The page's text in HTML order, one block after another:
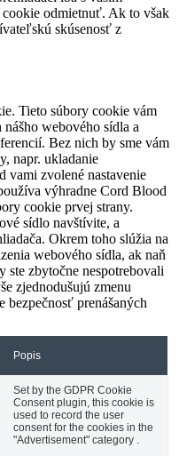
odmietnuť. Ak to však
skúsenosť z
Tieto súbory cookie vám
webového sídla a
Bez nich by sme vám
napr. ukladanie
vami zvolené nastavenie
výhradne Cord Blood
cookie prvej strany.
sídlo navštívite, a
Okrem toho slúžia na
webového sídla, ak naň
ste zbytočne nespotrebovali
zjednodušujú zmenu
bezpečnosť prenášaných
Popis
Set by the GDPR Cookie
Consent plugin, this cookie is
used to record the user
consent for the cookies in the
"Advertisement" category .